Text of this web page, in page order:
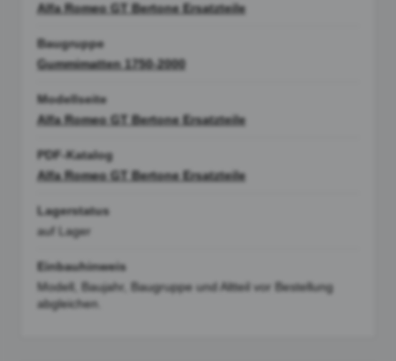
Alfa Romeo GT Bertone Ersatzteile
Baugruppe
Gummimatten 1750-2000
Modellseite
Alfa Romeo GT Bertone Ersatzteile
PDF-Katalog
Alfa Romeo GT Bertone Ersatzteile
Lagerstatus
auf Lager
Einbauhinweis
Modell, Baujahr, Baugruppe und Altteil vor Bestellung
abgleichen.